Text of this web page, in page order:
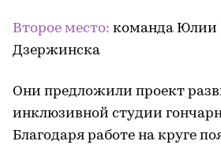
Второе место: команда Юлии
Дзержинска
Они предложили проект
инклюзивной студии
Благодаря работе на круге